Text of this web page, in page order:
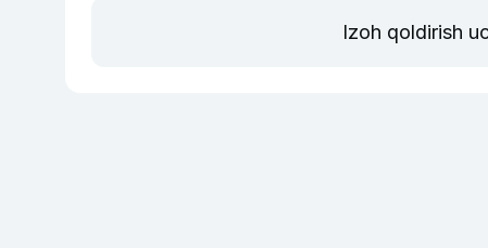
Izoh qoldirish